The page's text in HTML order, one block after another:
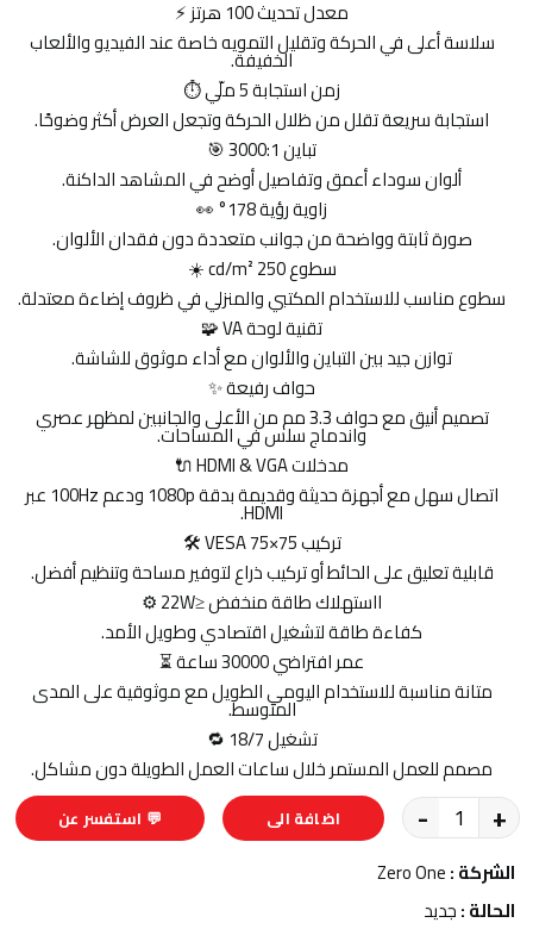
معدل تحديث 100 هرتز ⚡
سلاسة أعلى في الحركة وتقليل التمويه خاصة عند الفيديو والألعاب
الخفيفة.
زمن استجابة 5 ملّي ⏱️
استجابة سريعة تقلل من ظلال الحركة وتجعل العرض أكثر وضوحًا.
تباين 3000:1 🎯
ألوان سوداء أعمق وتفاصيل أوضح في المشاهد الداكنة.
زاوية رؤية 178° 👀
صورة ثابتة وواضحة من جوانب متعددة دون فقدان الألوان.
سطوع 250 cd/m² ☀️
سطوع مناسب للاستخدام المكتبي والمنزلي في ظروف إضاءة معتدلة.
تقنية لوحة VA 🧩
توازن جيد بين التباين والألوان مع أداء موثوق للشاشة.
حواف رفيعة ✨
تصميم أنيق مع حواف 3.3 مم من الأعلى والجانبين لمظهر عصري
واندماج سلس في المساحات.
مدخلات HDMI & VGA 🔌
اتصال سهل مع أجهزة حديثة وقديمة بدقة 1080p ودعم 100Hz عبر
HDMI.
تركيب VESA 75×75 🛠️
قابلية تعليق على الحائط أو تركيب ذراع لتوفير مساحة وتنظيم أفضل.
ااستهلاك طاقة منخفض ≤22W ⚙️
كفاءة طاقة لتشغيل اقتصادي وطويل الأمد.
عمر افتراضي 30000 ساعة ⏳
متانة مناسبة للاستخدام اليومي الطويل مع موثوقية على المدى
المتوسط.
تشغيل 18/7 🔁
مصمم للعمل المستمر خلال ساعات العمل الطويلة دون مشاكل.
- +
اضافة الى
💬 استفسر عن
الشركة :Zero One
الحالة :جديد